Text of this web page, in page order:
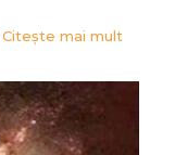
Citește mai mult